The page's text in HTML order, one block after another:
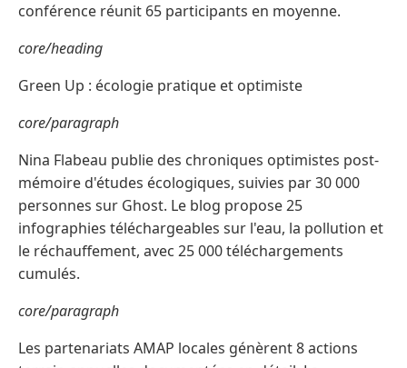
conférence réunit 65 participants en moyenne.
core/heading
Green Up : écologie pratique et optimiste
core/paragraph
Nina Flabeau publie des chroniques optimistes post-
mémoire d'études écologiques, suivies par 30 000
personnes sur Ghost. Le blog propose 25
infographies téléchargeables sur l'eau, la pollution et
le réchauffement, avec 25 000 téléchargements
cumulés.
core/paragraph
Les partenariats AMAP locales génèrent 8 actions